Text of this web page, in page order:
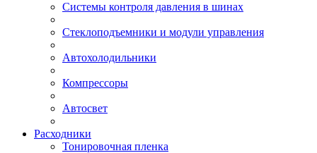
Системы контроля давления в шинах
Стеклоподъемники и модули управления
Автохолодильники
Компрессоры
Автосвет
Расходники
Тонировочная пленка